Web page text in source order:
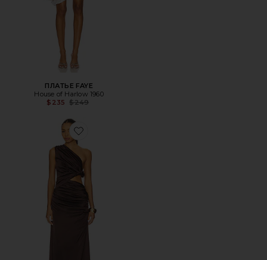
ПЛАТЬЕ FAYE
House of Harlow 1960
$235
Previous price:
$249
Favorite ВЕЧЕРНЕЕ ПЛАТЬЕ CARRIE